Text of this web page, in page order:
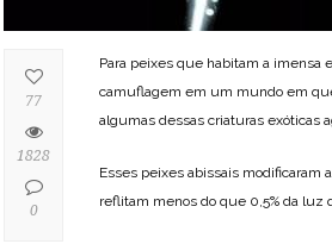
Para peixes que habitam a imensa
camuflagem em um mundo em
algumas dessas criaturas exóticas
Esses peixes abissais modificaram
reflitam menos do que 0,5% da luz
77
1828
0